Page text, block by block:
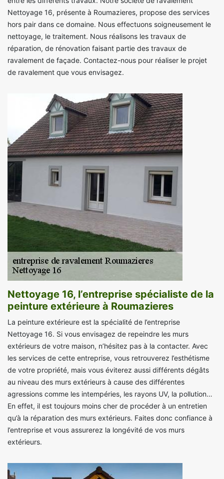
Nettoyage 16, présente à Roumazieres, propose des services
hors pair dans ce domaine. Nous effectuons soigneusement le
nettoyage, le traitement. Nous réalisons les travaux de
réparation, de rénovation faisant partie des travaux de
ravalement de façade. Contactez-nous pour réaliser le projet
de ravalement que vous envisagez.
Nettoyage 16, l’entreprise spécialiste de la
peinture extérieure à Roumazieres
La peinture extérieure est la spécialité de l’entreprise
Nettoyage 16. Si vous envisagez de repeindre les murs
extérieurs de votre maison, n’hésitez pas à la contacter. Avec
les services de cette entreprise, vous retrouverez l’esthétisme
de votre propriété, mais vous éviterez aussi différents dégâts
au niveau des murs extérieurs à cause des différentes
agressions comme les intempéries, les rayons UV, la pollution…
En effet, il est toujours moins cher de procéder à un entretien
qu’à la réparation des murs extérieurs. Faites donc confiance à
l’entreprise et vous assurerez la longévité de vos murs
extérieurs.